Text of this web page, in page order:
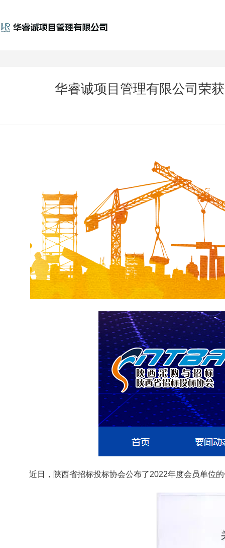
华睿诚项目管理有限公司荣
近日，陕西省招标投标协会公布了2022年度会员单位